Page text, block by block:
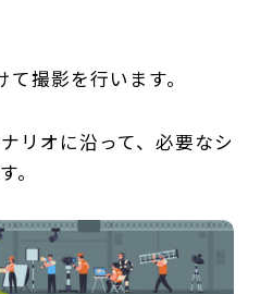
撮影を行います。
リオに沿って、必要なシ
。